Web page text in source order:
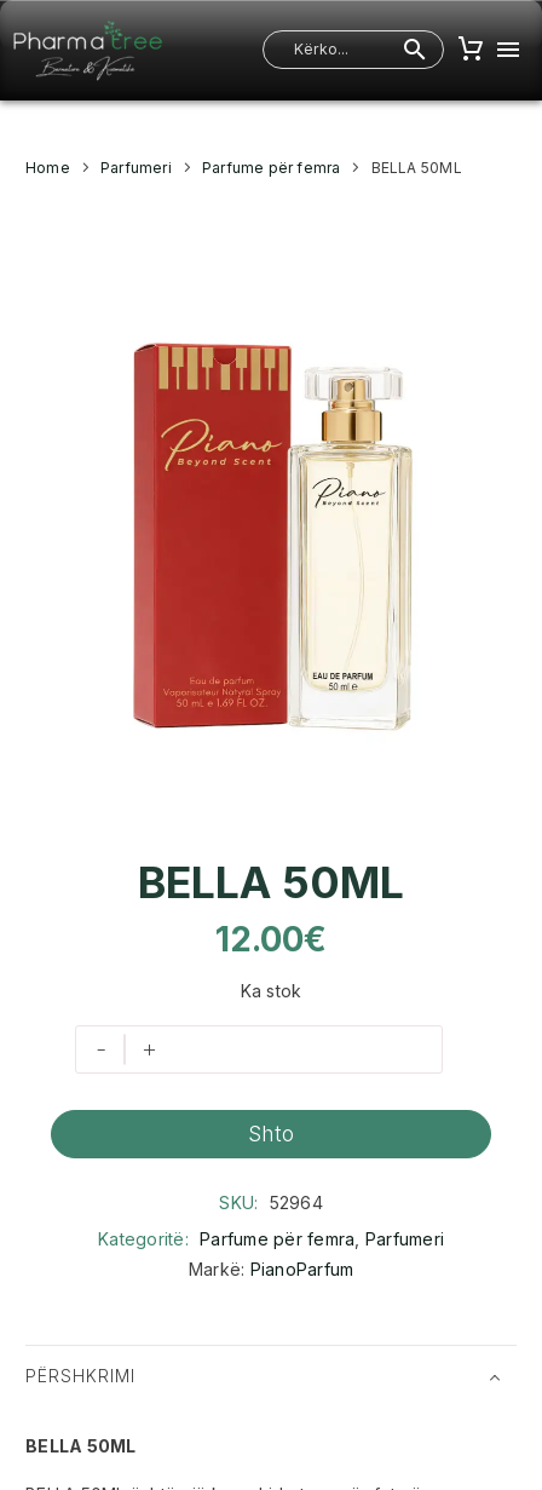
Home Parfumeri Parfume për femra BELLA 50ML
BELLA 50ML
12.00€
Ka stok
- +
Shto
SKU:
52964
Kategoritë: Parfume për femra Parfumeri
Markë: PianoParfum
PËRSHKRIMI
BELLA 50ML